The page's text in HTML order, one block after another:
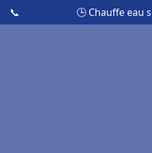
📞 🕒 Chauffe eau